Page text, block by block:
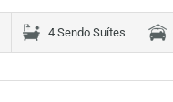
4 Sendo Suítes